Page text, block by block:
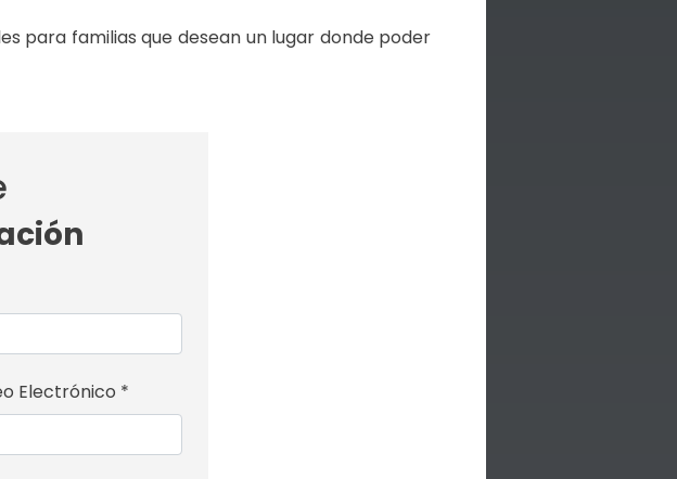
para familias que desean un lugar donde poder
Electrónico *